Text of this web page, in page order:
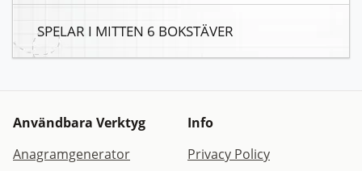
SPELAR I MITTEN 6 BOKSTÄVER
Användbara Verktyg
Anagramgenerator
Info
Privacy Policy